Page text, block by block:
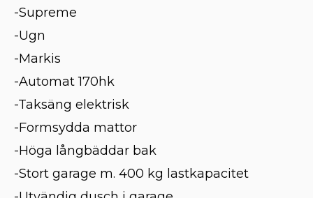
-Supreme
-Ugn
-Markis
-Automat 170hk
-Taksäng elektrisk
-Formsydda mattor
-Höga långbäddar bak
-Stort garage m. 400 kg lastkapacitet